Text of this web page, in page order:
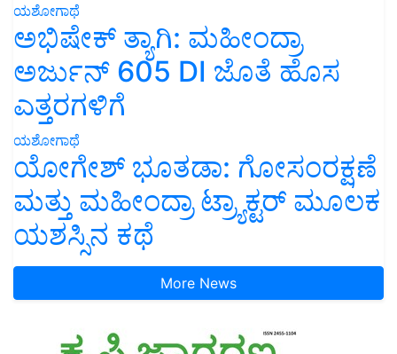
ಯಶೋಗಾಥೆ
ಅಭಿಷೇಕ್ ತ್ಯಾಗಿ: ಮಹೀಂದ್ರಾ
ಅರ್ಜುನ್ 605 DI ಜೊತೆ ಹೊಸ
ಎತ್ತರಗಳಿಗೆ
ಯಶೋಗಾಥೆ
ಯೋಗೇಶ್ ಭೂತಡಾ: ಗೋಸಂರಕ್ಷಣೆ
ಮತ್ತು ಮಹೀಂದ್ರಾ ಟ್ರ್ಯಾಕ್ಟರ್ ಮೂಲಕ
ಯಶಸ್ಸಿನ ಕಥೆ
More News